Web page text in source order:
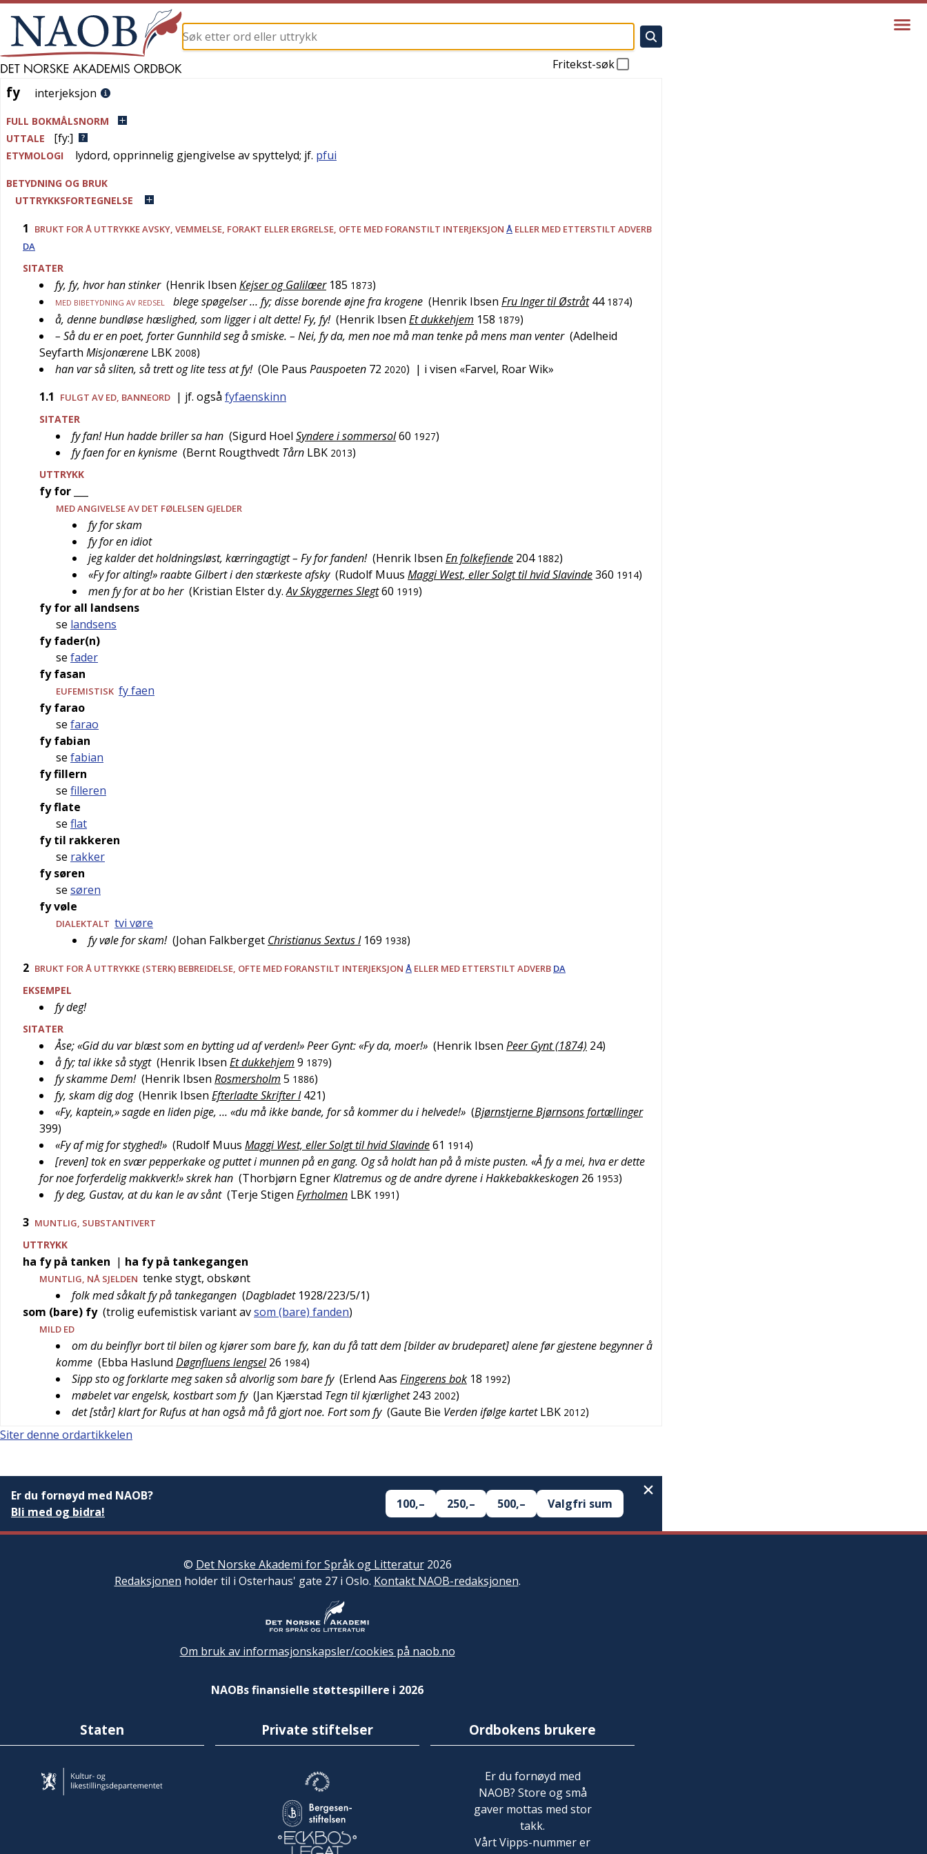
Fritekst-søk
fy
fy interjeksjon
FULL BOKMÅLSNORM
UTTALE
[fy:]
ETYMOLOGI lydord, opprinnelig gjengivelse av spyttelyd; jf. pfui
BETYDNING OG BRUK
UTTRYKKSFORTEGNELSE
1 BRUKT FOR Å UTTRYKKE AVSKY, VEMMELSE, FORAKT ELLER ERGRELSE, OFTE MED FORANSTILT INTERJEKSJON Å ELLER MED ETTERSTILT ADVERB
DA
SITATER
fy, fy, hvor han stinker (Henrik Ibsen Kejser og Galilæer 185 1873)
MED BIBETYDNING AV REDSEL blege spøgelser … fy; disse borende øjne fra krogene (Henrik Ibsen Fru Inger til Østråt 44 1874)
å, denne bundløse hæslighed, som ligger i alt dette! Fy, fy! (Henrik Ibsen Et dukkehjem 158 1879)
– Så du er en poet, forter Gunnhild seg å smiske. – Nei, fy da, men noe må man tenke på mens man venter (Adelheid
Seyfarth Misjonærene LBK 2008)
han var så sliten, så trett og lite tess at fy! (Ole Paus Pauspoeten 72 2020) | i visen «Farvel, Roar Wik»
1.1
FULGT AV ED, BANNEORD | jf. også fyfaenskinn
SITATER
fy fan! Hun hadde briller sa han (Sigurd Hoel Syndere i sommersol60 1927)
fy faen for en kynisme (Bernt Rougthvedt Tårn LBK 2013)
UTTRYKK
fy for ___
MED ANGIVELSE AV DET FØLELSEN GJELDER
fy for skam
fy for en idiot
jeg kalder det holdningsløst, kærringagtigt – Fy for fanden! (Henrik Ibsen En folkefiende 204 1882)
«Fy for alting!» raabte Gilbert i den stærkeste afsky (Rudolf Muus Maggi West, eller Solgt til hvid Slavinde360 1914)
men fy for at bo her (Kristian Elster d.y. Av Skyggernes Slegt60 1919)
fy for all landsens
se landsens
fy fader(n)
se fader
fy fasan
EUFEMISTISK fy faen
fy farao
se farao
fy fabian
se fabian
fy fillern
se filleren
fy flate
se flat
fy til rakkeren
se rakker
fy søren
se søren
fy vøle
DIALEKTALT tvi vøre
fy vøle for skam! (Johan Falkberget Christianus Sextus I 169 1938)
2 BRUKT FOR Å UTTRYKKE (STERK) BEBREIDELSE, OFTE MED FORANSTILT INTERJEKSJON Å ELLER MED ETTERSTILT ADVERB DA
EKSEMPEL
fy deg!
SITATER
Åse; «Gid du var blæst som en bytting ud af verden!» Peer Gynt: «Fy da, moer!» (Henrik Ibsen Peer Gynt (1874) 24)
å fy; tal ikke så stygt (Henrik Ibsen Et dukkehjem 9 1879)
fy skamme Dem! (Henrik Ibsen Rosmersholm 5 1886)
fy, skam dig dog (Henrik Ibsen Efterladte Skrifter I 421)
«Fy, kaptein,» sagde en liden pige, … «du må ikke bande, for så kommer du i helvede!» (Bjørnstjerne Bjørnsons fortællinger
399)
«Fy af mig for styghed!» (Rudolf Muus Maggi West, eller Solgt til hvid Slavinde61 1914)
[reven] tok en svær pepperkake og puttet i munnen på en gang. Og så holdt han på å miste pusten. «Å fy a mei, hva er dette
for noe forferdelig makkverk!» skrek han (Thorbjørn EgnerKlatremus og de andre dyrene i Hakkebakkeskogen 26 1953)
fy deg, Gustav, at du kan le av sånt (Terje Stigen Fyrholmen LBK 1991)
3 MUNTLIG , SUBSTANTIVERT
UTTRYKK
ha fy på tanken | ha fy på tankegangen
MUNTLIG NÅ SJELDEN tenke stygt, obskønt
folk med såkalt fy på tankegangen (Dagbladet 1928/223/5/1)
som (bare) fy (trolig eufemistisk variant avsom (bare) fanden)
MILD ED
om du beinflyr bort til bilen og kjører som bare fy, kan du få tatt dem [bilder av brudeparet] alene før gjestene begynner å
komme (Ebba Haslund Døgnfluens lengsel 26 1984)
Sipp sto og forklarte meg saken så alvorlig som bare fy (Erlend Aas Fingerens bok 18 1992)
møbelet var engelsk, kostbart som fy (Jan Kjærstad Tegn til kjærlighet 243 2002)
det [står] klart for Rufus at han også må få gjort noe. Fort som fy (Gaute Bie Verden ifølge kartet LBK 2012)
Siter denne ordartikkelen
Er du fornøyd med NAOB?
Bli med og bidra!
100,– 250,– 500,– Valgfri sum
© Det Norske Akademi for Språk og Litteratur2026
Redaksjonen holder til i Osterhaus' gate 27 i Oslo. Kontakt NAOB-redaksjonen.
Om bruk av informasjonskapsler/cookies på naob.no
NAOBs finansielle støttespillere i 2026
Staten Private stiftelser Ordbokens brukere
Er du fornøyd med
NAOB? Store og små
gaver mottas med stor
takk.
Vårt Vipps-nummer er